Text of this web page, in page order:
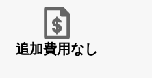
HAGEN
追加費用なし